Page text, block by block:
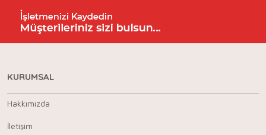
KURUMSAL
Hakkımızda
İletişim